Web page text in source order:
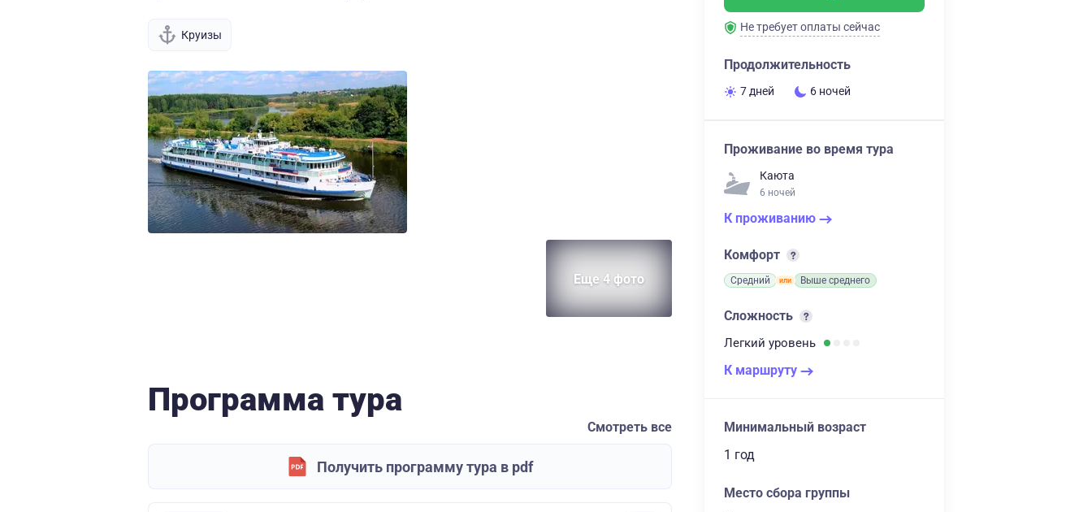
Круизы
Еще 4 фото
Программа тура
Смотреть все
Получить программу тура в pdf
Не требует оплаты сейчас
Продолжительность
7 дней 6 ночей
Проживание во время тура
Каюта
6 ночей
К проживанию
Комфорт
Средний Выше среднего
Сложность
Легкий уровень
К маршруту
Минимальный возраст
1 год
Место сбора группы